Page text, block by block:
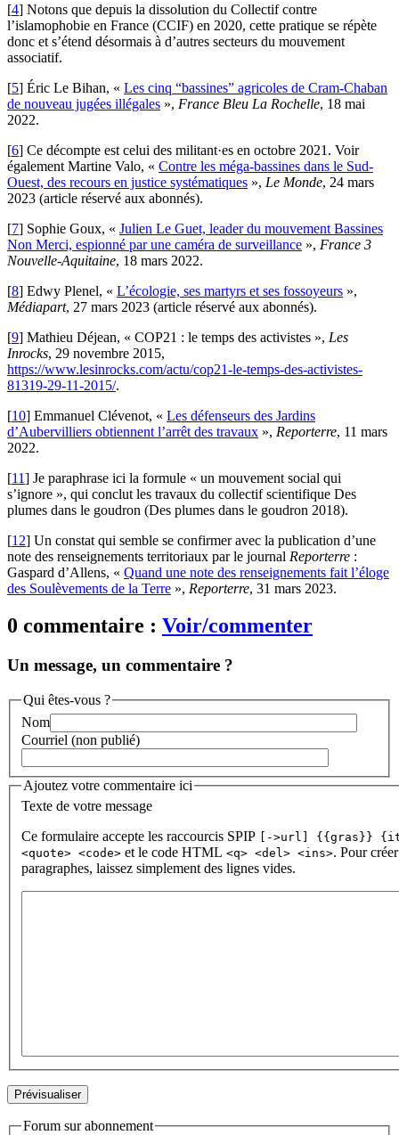
[4] Notons que depuis la dissolution du Collectif contre
l’islamophobie en France (CCIF) en 2020, cette pratique se répète
donc et s’étend désormais à d’autres secteurs du mouvement
associatif.
[5] Éric Le Bihan, « Les cinq “bassines” agricoles de Cram-Chaban
de nouveau jugées illégales », France Bleu La Rochelle, 18 mai
2022.
[6] Ce décompte est celui des militant·es en octobre 2021. Voir
également Martine Valo, « Contre les méga-bassines dans le Sud-
Ouest, des recours en justice systématiques », Le Monde, 24 mars
2023 (article réservé aux abonnés).
[7] Sophie Goux, « Julien Le Guet, leader du mouvement Bassines
Non Merci, espionné par une caméra de surveillance », France 3
Nouvelle-Aquitaine, 18 mars 2022.
[8] Edwy Plenel, « L’écologie, ses martyrs et ses fossoyeurs »,
Médiapart, 27 mars 2023 (article réservé aux abonnés).
[9] Mathieu Déjean, « COP21 : le temps des activistes », Les
Inrocks, 29 novembre 2015,
https://www.lesinrocks.com/actu/cop21-le-temps-des-activistes-
81319-29-11-2015/.
[10] Emmanuel Clévenot, « Les défenseurs des Jardins
d’Aubervilliers obtiennent l’arrêt des travaux », Reporterre, 11 mars
2022.
[11] Je paraphrase ici la formule « un mouvement social qui
s’ignore », qui conclut les travaux du collectif scientifique Des
plumes dans le goudron (Des plumes dans le goudron 2018).
[12] Un constat qui semble se confirmer avec la publication d’une
note des renseignements territoriaux par le journal Reporterre :
Gaspard d’Allens, « Quand une note des renseignements fait l’éloge
des Soulèvements de la Terre », Reporterre, 31 mars 2023.
0 commentaire : Voir/commenter
Un message, un commentaire ?
Qui êtes-vous ?
Nom
Courriel (non publié)
Ajoutez votre commentaire ici
Texte de votre message
Ce formulaire accepte les raccourcis SPIP
[->url] {{gras}}
<quote> <code> et le code HTML <q> <del> <ins>. Pour
paragraphes, laissez simplement des lignes vides.
Forum sur abonnement